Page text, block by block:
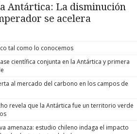
Antártica: La disminución
se acelera
tal como lo conocemos
científica conjunta en la Antártica y primera
al mercado del carbono en los campos de
revela que la Antártica fue un territorio verde
amenaza: estudio chileno indaga el impacto